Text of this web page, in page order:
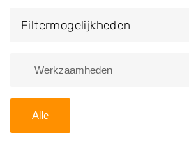
van Akkrum en ontvang een
Zoekt u liever naar een sloperij
Filtermogelijkheden
Alle